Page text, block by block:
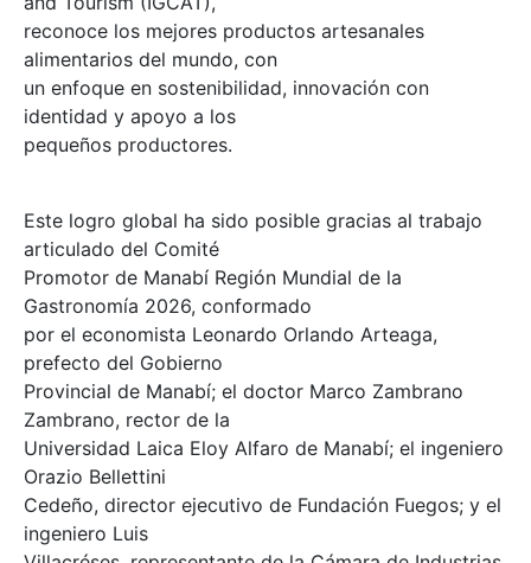
reconoce los mejores productos artesanales
alimentarios del mundo, con
un enfoque en sostenibilidad, innovación con
identidad y apoyo a los
pequeños productores.
Este logro global ha sido posible gracias al trabajo
articulado del Comité
Promotor de Manabí Región Mundial de la
Gastronomía 2026, conformado
por el economista Leonardo Orlando Arteaga,
prefecto del Gobierno
Provincial de Manabí; el doctor Marco Zambrano
Zambrano, rector de la
Universidad Laica Eloy Alfaro de Manabí; el ingeniero
Orazio Bellettini
Cedeño, director ejecutivo de Fundación Fuegos; y el
ingeniero Luis